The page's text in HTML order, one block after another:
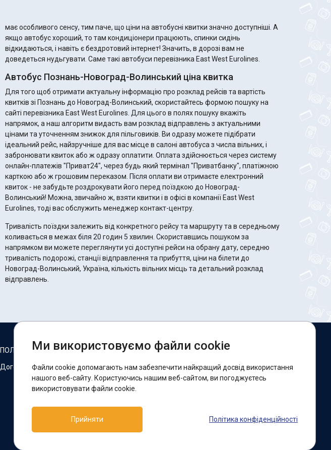
має особливого сенсу, тим паче, що ціни на автобусні квитки значно доступніші. А
якщо автобус хороший, то там кондиціонери працюють, спинки сидінь
відкидаються, і навіть є бездротовий інтернет! Значить, в дорозі вам не
доведеться нудьгувати. Саме такі автобуси перевізника East West Eurolines.
Автобус Познань-Новоград-Волинський ціна квитка
Для того щоб отримати актуальну інформацію про розклад рейсів та вартість
квитків зі Познань до Новоград-Волинський, скористайтесь формою пошуку на
сайті перевізника East West Eurolines. Для цього в полях пошуку вкажіть
напрямок, а наш алгоритм видасть вам розклад відправлень з актуальними
цінами та уточненням знижок для пільговиків. Ви одразу можете підібрати
ідеальний рейс, найзручніше для вас місце в салоні автобуса з числа вільних, і
забронювати квиток або ж одразу оплатити. Оплата здійснюється через систему
онлайн-платежів "Приват24", через будь який термінал "Приватбанку", платіжною
карткою або ж грошовим переказом. Після оплати ви отримаєте електронний
квиток - не забудьте роздрокувати його перед поїздкою до Новоград-
Волинський! Можна, звичайно ж, взяти квитки і в офісі в компанії East West
Eurolines, тоді вас обслужить менеджер контакт-центру.
Тривалість поїздки залежить від конкретного рейсу та маршруту та в середньому
коливається в межах біля 20 годин 5 хвилин. Скориставшись пошуком за
напрямком ви можете переглянути усі доступні рейси на обрану дату, середню
тривалість подорожі, станції відправлення та прибуття, ціни на білети до
Новоград-Волинський, Україна, кількість вільних місць та детальний розклад
відправлень.
ПОЛІТИКА COOKIES
Договір оферти
Ми в соцмережах:
Facebook
Підтримка:
Telegram-бот
Ми використовуємо файли cookie
Файли cookie допомагають нам забезпечити найкращий досвід використання
нашого веб-сайту. Користуючись нашим веб-сайтом, ви погоджуєтесь
використовувати файли cookie.
Прийняти Політика конфіденційності